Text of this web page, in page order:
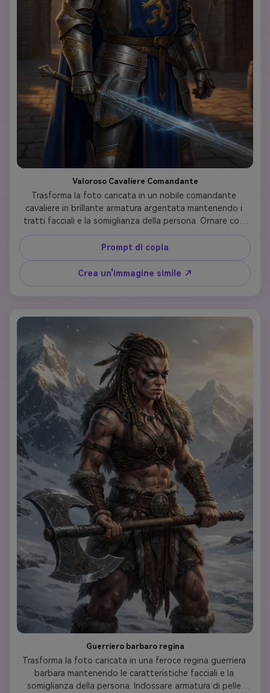
Valoroso Cavaliere Comandante
Trasforma la foto caricata in un nobile comandante
cavaliere in brillante armatura argentata mantenendo i
tratti facciali e la somiglianza della persona. Ornare con
un mantello blu reale con emblema di leone dorato, casco
ornato con disegno di cornice facciale che rivela
chiaramente il viso, intricate incisioni sulle piastre delle
spalle e armatura del petto. Tenere in mano una spada
lunga leggendaria con iscrizioni in runa. Lo sfondo mostra
cinematografico, estetica eroica della fantasia.
Prompt di copia
Crea un'immagine simile ↗
Guerriero barbaro regina
Trasforma la foto caricata in una feroce regina guerriera
barbara mantenendo le caratteristiche facciali e la
somiglianza della persona. Indossare armatura di pelle